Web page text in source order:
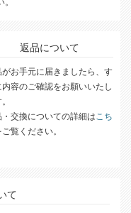
返品について
がお手元に届きましたら、す
内容のご確認をお願いいたし
・交換についての詳細はこち
ご覧ください。
て